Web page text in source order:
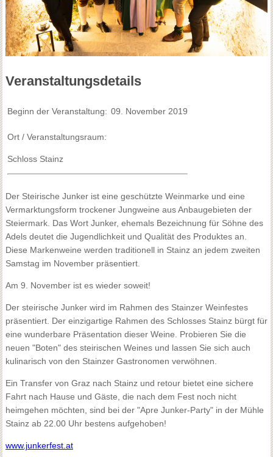
Veranstaltungsdetails
Beginn der Veranstaltung: 09. November 2019
Ort / Veranstaltungsraum:
Schloss Stainz
Der Steirische Junker ist eine geschützte Weinmarke und eine
Vermarktungsform trockener Jungweine aus Anbaugebieten der
Steiermark. Das Wort Junker, ehemals Bezeichnung für Söhne des
Adels deutet die Jugendlichkeit und Qualität des Produktes an.
Diese Markenweine werden traditionell in Stainz an jedem zweiten
Samstag im November präsentiert.
Am 9. November ist es wieder soweit!
Der steirische Junker wird im Rahmen des Stainzer Weinfestes
präsentiert. Der einzigartige Rahmen des Schlosses Stainz bürgt für
eine wunderbare Präsentation dieser Weine. Probieren Sie die
neuen "Boten" des steirischen Weines und lassen Sie sich auch
kulinarisch von den Stainzer Gastronomen verwöhnen.
Ein Transfer von Graz nach Stainz und retour bietet eine sichere
Fahrt nach Hause und Gäste, die nach dem Fest noch nicht
heimgehen möchten, sind bei der "Apre Junker-Party" in der Mühle
Stainz ab 22.00 Uhr bestens aufgehoben!
www.junkerfest.at